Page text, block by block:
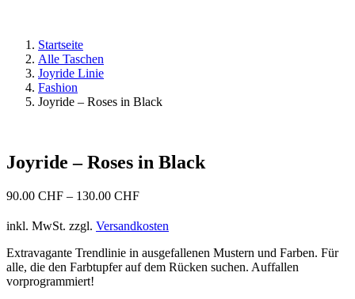
Startseite
Alle Taschen
Joyride Linie
Fashion
Joyride – Roses in Black
Joyride – Roses in Black
90.00 CHF – 130.00 CHF
inkl. MwSt. zzgl. Versandkosten
Extravagante Trendlinie in ausgefallenen Mustern und Farben. Für
alle, die den Farbtupfer auf dem Rücken suchen. Auffallen
vorprogrammiert!